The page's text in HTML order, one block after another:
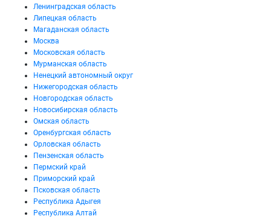
Ленинградская область
Липецкая область
Магаданская область
Москва
Московская область
Мурманская область
Ненецкий автономный округ
Нижегородская область
Новгородская область
Новосибирская область
Омская область
Оренбургская область
Орловская область
Пензенская область
Пермский край
Приморский край
Псковская область
Республика Адыгея
Республика Алтай